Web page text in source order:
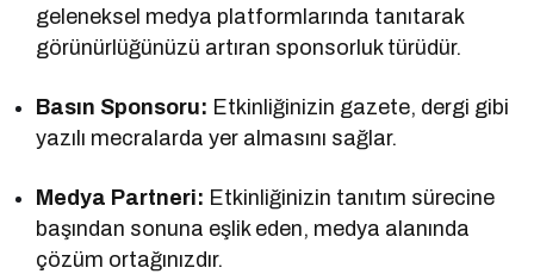
geleneksel medya platformlarında tanıtarak
görünürlüğünüzü artıran sponsorluk türüdür.
Basın Sponsoru: Etkinliğinizin gazete, dergi gibi
yazılı mecralarda yer almasını sağlar.
Medya Partneri: Etkinliğinizin tanıtım sürecine
başından sonuna eşlik eden, medya alanında
çözüm ortağınızdır.